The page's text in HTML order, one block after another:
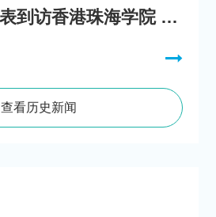
阿拉伯商会代表到访香港珠海学院 参与"一带一路"政策圆桌会议
查看历史新闻